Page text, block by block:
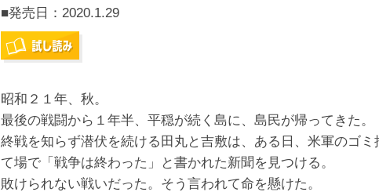
■発売日： 2020.1.29
昭和２１年、秋。
最後の戦闘から１年半、平穏が続く島に、島民が帰ってきた。
終戦を知らず潜伏を続ける田丸と吉敷は、ある日、米軍のゴミ
て場で「戦争は終わった」と書かれた新聞を見つける。
敗けられない戦いだった。そう言われて命を懸けた。